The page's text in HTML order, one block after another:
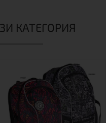
КАТЕГОРИЯ